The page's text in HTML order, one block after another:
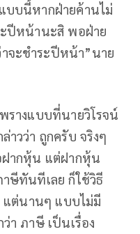
บบนี้หากฝ่ายค้านไม่
ะปีหน้านะสิ พอฝ่าย
จะชำระปีหน้า”นาย
รางแบบที่นายวิโรจน์
วว่า ถูกครับ จริงๆ
ากหุ้น แต่ฝากหุ้น
ษีทันทีเลย ก็ใช้วิธี
แต่นานๆ แบบไม่มี
า ภาษี เป็นเรื่อง